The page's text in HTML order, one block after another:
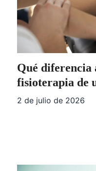
Qué diferencia
fisioterapia de
2 de julio de 2026